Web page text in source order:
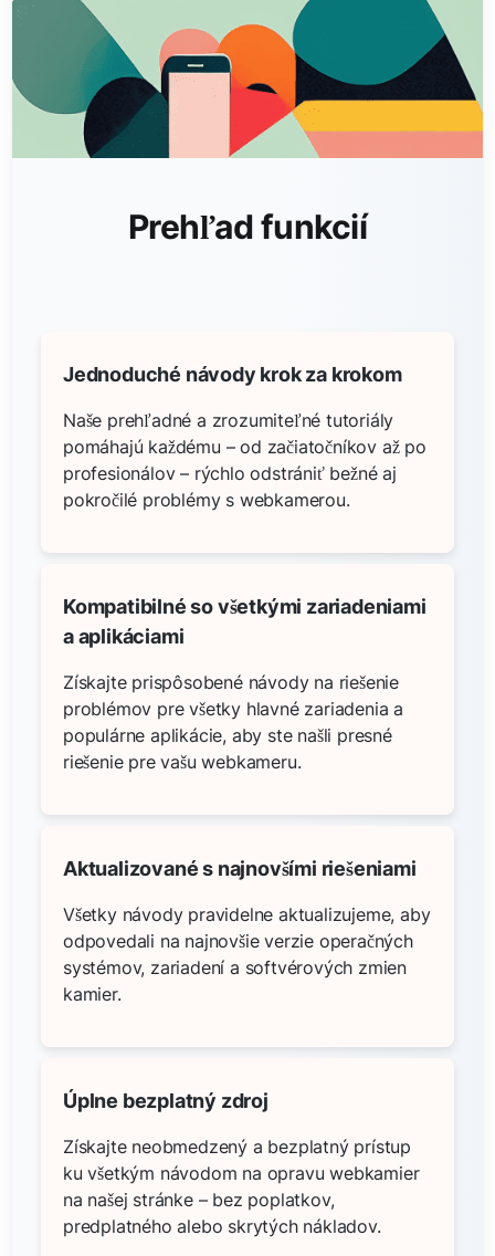
Prehľad funkcií
Jednoduché návody krok za krokom
Naše prehľadné a zrozumiteľné tutoriály
pomáhajú každému – od začiatočníkov až po
profesionálov – rýchlo odstrániť bežné aj
pokročilé problémy s webkamerou.
Kompatibilné so všetkými zariadeniami
a aplikáciami
Získajte prispôsobené návody na riešenie
problémov pre všetky hlavné zariadenia a
populárne aplikácie, aby ste našli presné
riešenie pre vašu webkameru.
Aktualizované s najnovšími riešeniami
Všetky návody pravidelne aktualizujeme, aby
odpovedali na najnovšie verzie operačných
systémov, zariadení a softvérových zmien
kamier.
Úplne bezplatný zdroj
Získajte neobmedzený a bezplatný prístup
ku všetkým návodom na opravu webkamier
na našej stránke – bez poplatkov,
predplatného alebo skrytých nákladov.